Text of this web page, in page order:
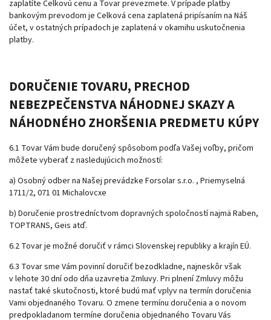
zaplatíte Celkovú cenu a Tovar prevezmete. V prípade platby
bankovým prevodom je Celková cena zaplatená pripísaním na Náš
účet, v ostatných prípadoch je zaplatená v okamihu uskutočnenia
platby.
DORUČENIE TOVARU, PRECHOD
NEBEZPEČENSTVA NÁHODNEJ SKAZY A
NÁHODNÉHO ZHORŠENIA PREDMETU KÚPY
6.1 Tovar Vám bude doručený spôsobom podľa Vašej voľby, pričom
môžete vyberať z nasledujúcich možností:
a) Osobný odber na Našej prevádzke Forsolar s.r.o. , Priemyselná
1711/2, 071 01 Michalovcxe
b) Doručenie prostredníctvom dopravných spoločností najmä Raben,
TOPTRANS, Geis atď.
6.2 Tovar je možné doručiť v rámci Slovenskej republiky a krajín EÚ.
6.3 Tovar sme Vám povinní doručiť bezodkladne, najneskôr však
v lehote 30 dní odo dňa uzavretia Zmluvy. Pri plnení Zmluvy môžu
nastať také skutočnosti, ktoré budú mať vplyv na termín doručenia
Vami objednaného Tovaru. O zmene termínu doručenia a o novom
predpokladanom termíne doručenia objednaného Tovaru Vás